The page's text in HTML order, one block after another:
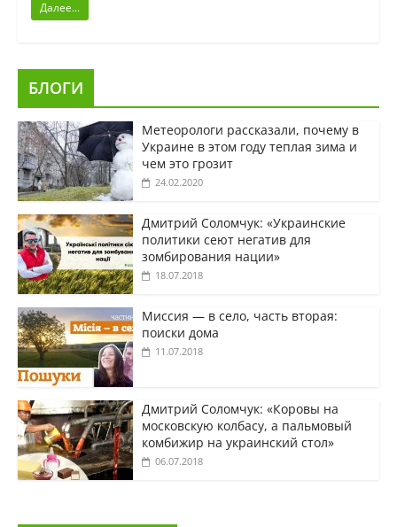
Далее...
БЛОГИ
Метеорологи рассказали, почему в
Украине в этом году теплая зима и
чем это грозит
24.02.2020
Дмитрий Соломчук: «Украинские
политики сеют негатив для
зомбирования нации»
18.07.2018
Миссия — в село, часть вторая:
поиски дома
11.07.2018
Дмитрий Соломчук: «Коровы на
московскую колбасу, а пальмовый
комбижир на украинский стол»
06.07.2018